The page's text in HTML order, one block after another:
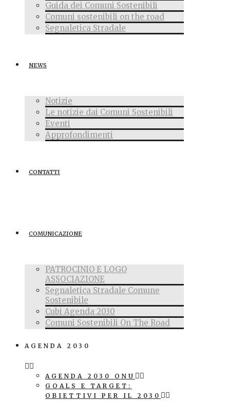
Guida dei Comuni Sostenibili
Comuni sostenibili on the road
Segnaletica Stradale
NEWS
Notizie
Le notizie dai Comuni Sostenibili
Eventi
Approfondimenti
CONTATTI
COMUNICAZIONE
PATROCINIO E LOGO
ASSOCIAZIONE
Segnaletica Stradale Comune
Sostenibile
Cubi Agenda 2030
Comuni Sostenibili On The Road
AGENDA 2030
AGENDA 2030 ONU
GOALS E TARGET:
OBIETTIVI PER IL 2030